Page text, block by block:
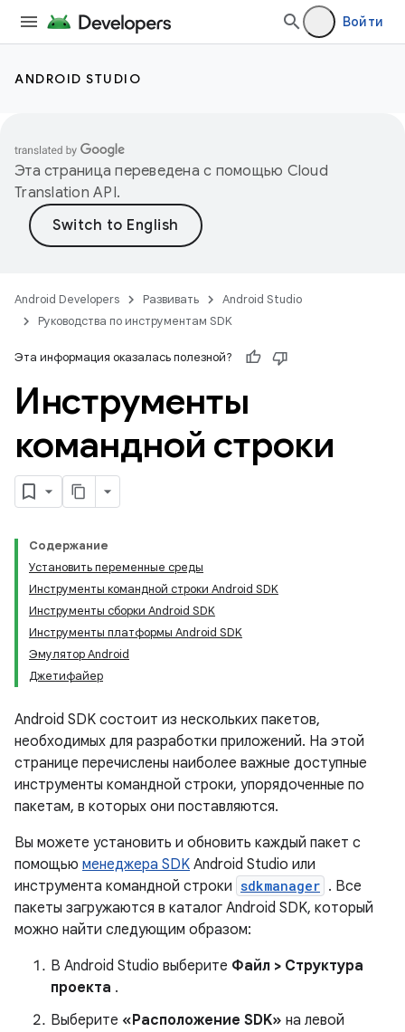
Войти
ANDROID STUDIO
Эта страница переведена с помощью Cloud
Translation API.
Android Developers Развивать
Android Studio
Руководства по инструментам SDK
Эта информация оказалась полезной?
Инструменты
командной строки
Содержание
Установить переменные среды
Инструменты командной строки Android SDK
Инструменты сборки Android SDK
Инструменты платформы Android SDK
Эмулятор Android
Джетифайер
Android SDK состоит из нескольких пакетов,
необходимых для разработки приложений. На этой
странице перечислены наиболее важные доступные
инструменты командной строки, упорядоченные по
пакетам, в которых они поставляются.
Вы можете установить и обновить каждый пакет с
помощью менеджера SDK Android Studio или
инструмента командной строки sdkmanager . Все
пакеты загружаются в каталог Android SDK, который
можно найти следующим образом:
В Android Studio выберите Файл > Структура
проекта .
Выберите «Расположение SDK» на левой